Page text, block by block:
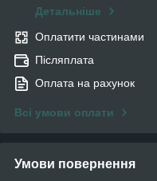
Детальніше
Оплатити частинами
Післяплата
Оплата на рахунок
Всі умови оплати
Умови повернення